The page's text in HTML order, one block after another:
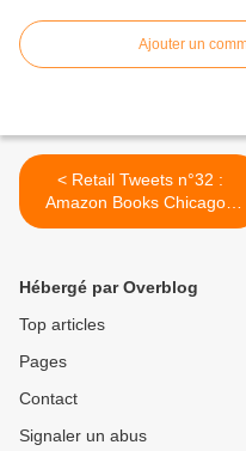
Ajouter un
< Retail Tweets n°32 :
Amazon Books Chicago :
visite indispensable
Hébergé par Overblog
Top articles
Pages
Contact
Signaler un abus